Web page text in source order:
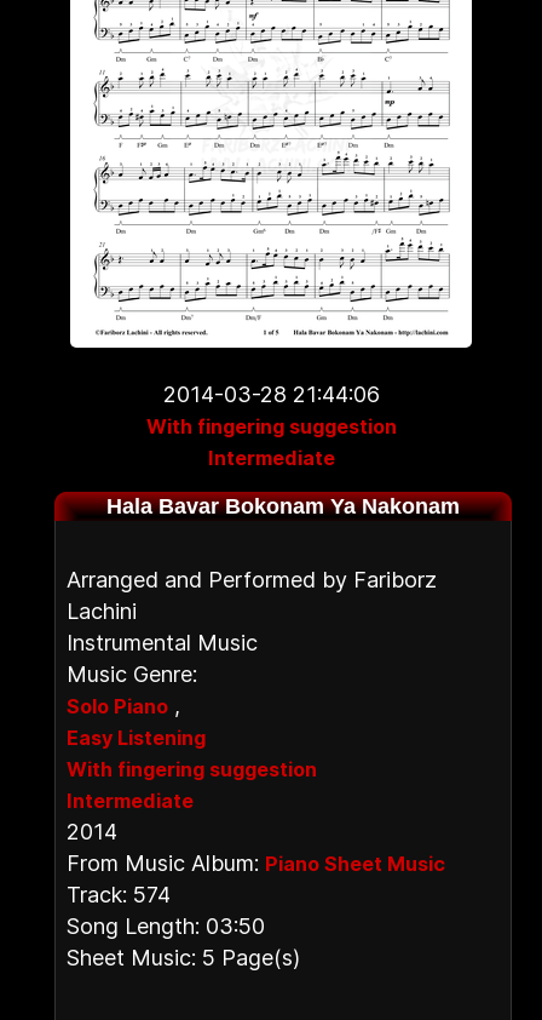
2014-03-28 21:44:06
With fingering suggestion
Intermediate
Hala Bavar Bokonam Ya Nakonam
Arranged and Performed by Fariborz
Lachini
Instrumental Music
Music Genre:
Solo Piano ,
Easy Listening
With fingering suggestion
Intermediate
2014
From Music Album: Piano Sheet Music
Track: 574
Song Length: 03:50
Sheet Music: 5 Page(s)